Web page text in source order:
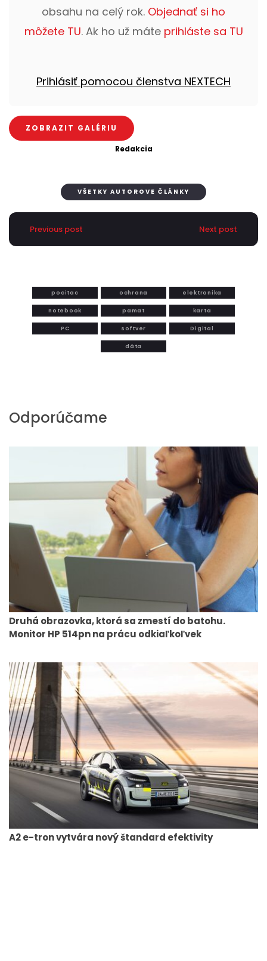
obsahu na celý rok. Objednať si ho
môžete TU. Ak ho už máte prihláste sa TU
Prihlásiť pomocou členstva NEXTECH
ZOBRAZIT GALÉRIU
Redakcia
VŠETKY AUTOROVE ČLÁNKY
Previous post Next post
pocitac ochrana elektronika
notebook pamat karta
PC softver Digital
dáta
Odporúčame
Druhá obrazovka, ktorá sa zmestí do batohu.
Monitor HP 514pn na prácu odkiaľkoľvek
A2 e-tron vytvára nový štandard efektivity